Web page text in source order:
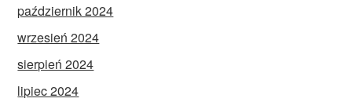
październik 2024
wrzesień 2024
sierpień 2024
lipiec 2024